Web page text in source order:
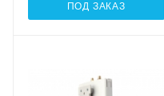
ПОД ЗАКАЗ